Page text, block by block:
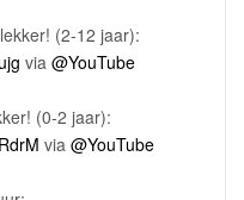
(2-12 jaar):
via @YouTube
(0-2 jaar):
via @YouTube